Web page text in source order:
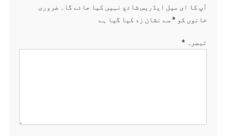
آپ کا ای میل ایڈریس شائع نہیں کیا جائے گا۔
ضروری
خانوں کو *سے نشان زد کیا گیا ہے
تبصرہ *